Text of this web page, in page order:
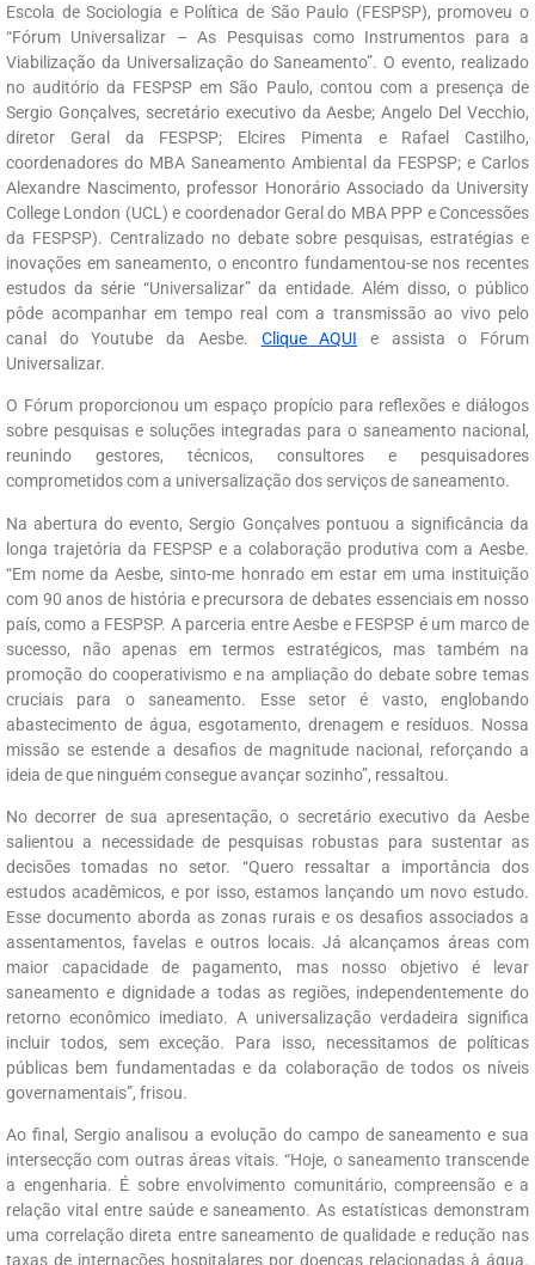
Escola de Sociologia e Política de São Paulo (FESPSP), promoveu o
“Fórum Universalizar – As Pesquisas como Instrumentos para a
Viabilização da Universalização do Saneamento”. O evento, realizado
no auditório da FESPSP em São Paulo, contou com a presença de
Sergio Gonçalves, secretário executivo da Aesbe; Angelo Del Vecchio,
diretor Geral da FESPSP; Elcires Pimenta e Rafael Castilho,
coordenadores do MBA Saneamento Ambiental da FESPSP; e Carlos
Alexandre Nascimento, professor Honorário Associado da University
College London (UCL) e coordenador Geral do MBA PPP e Concessões
da FESPSP). Centralizado no debate sobre pesquisas, estratégias e
inovações em saneamento, o encontro fundamentou-se nos recentes
estudos da série “Universalizar” da entidade. Além disso, o público
pôde acompanhar em tempo real com a transmissão ao vivo pelo
canal do Youtube da Aesbe. Clique AQUI e assista o Fórum
Universalizar.
O Fórum proporcionou um espaço propício para reflexões e diálogos
sobre pesquisas e soluções integradas para o saneamento nacional,
reunindo gestores, técnicos, consultores e pesquisadores
comprometidos com a universalização dos serviços de saneamento.
Na abertura do evento, Sergio Gonçalves pontuou a significância da
longa trajetória da FESPSP e a colaboração produtiva com a Aesbe.
“Em nome da Aesbe, sinto-me honrado em estar em uma instituição
com 90 anos de história e precursora de debates essenciais em nosso
país, como a FESPSP. A parceria entre Aesbe e FESPSP é um marco de
sucesso, não apenas em termos estratégicos, mas também na
promoção do cooperativismo e na ampliação do debate sobre temas
cruciais para o saneamento. Esse setor é vasto, englobando
abastecimento de água, esgotamento, drenagem e resíduos. Nossa
missão se estende a desafios de magnitude nacional, reforçando a
ideia de que ninguém consegue avançar sozinho”, ressaltou.
No decorrer de sua apresentação, o secretário executivo da Aesbe
salientou a necessidade de pesquisas robustas para sustentar as
decisões tomadas no setor. “Quero ressaltar a importância dos
estudos acadêmicos, e por isso, estamos lançando um novo estudo.
Esse documento aborda as zonas rurais e os desafios associados a
assentamentos, favelas e outros locais. Já alcançamos áreas com
maior capacidade de pagamento, mas nosso objetivo é levar
saneamento e dignidade a todas as regiões, independentemente do
retorno econômico imediato. A universalização verdadeira significa
incluir todos, sem exceção. Para isso, necessitamos de políticas
públicas bem fundamentadas e da colaboração de todos os níveis
governamentais”, frisou.
Ao final, Sergio analisou a evolução do campo de saneamento e sua
intersecção com outras áreas vitais. “Hoje, o saneamento transcende
a engenharia. É sobre envolvimento comunitário, compreensão e a
relação vital entre saúde e saneamento. As estatísticas demonstram
uma correlação direta entre saneamento de qualidade e redução nas
taxas de internações hospitalares por doenças relacionadas à água.